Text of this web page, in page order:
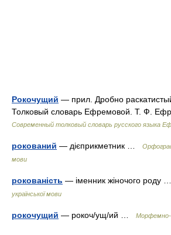
Рокочущий — прил. Дробно
Толковый словарь Ефремовой. Т. Ф.
Современный толковый словарь русского языка
рокований — дієприкметник …
мови
рокованість — іменник жіночого роду
української мови
рокочущий — рокоч/ущ/ий … Морфемно-